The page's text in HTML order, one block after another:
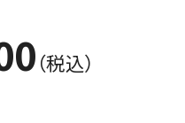
（税込）